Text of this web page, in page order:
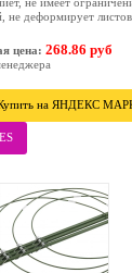
не деформирует
цена: 268.86 руб
на ЯНДЕКС